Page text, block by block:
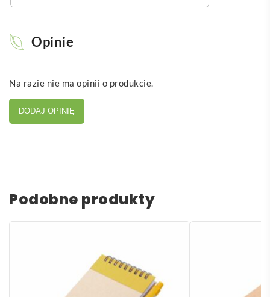
Opinie
Na razie nie ma opinii o produkcie.
DODAJ OPINIĘ
Podobne produkty